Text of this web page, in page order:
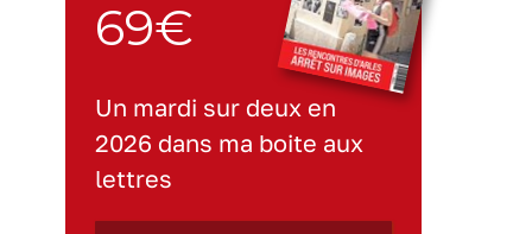
69€
Un mardi sur deux en
2026 dans ma boite aux
lettres